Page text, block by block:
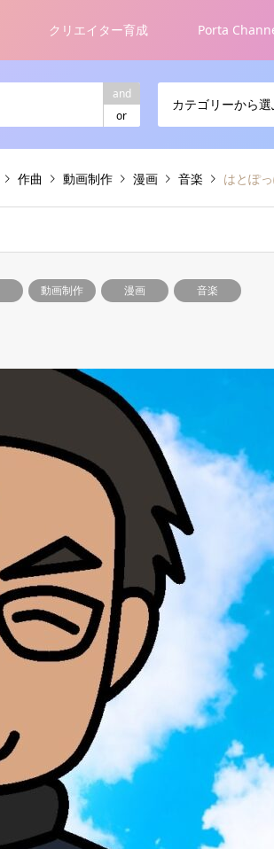
クリエイター育成 Porta
and
or
カテゴリーから
作曲 動画制作 漫画 音楽 はとぽ
動画制作 漫画 音楽